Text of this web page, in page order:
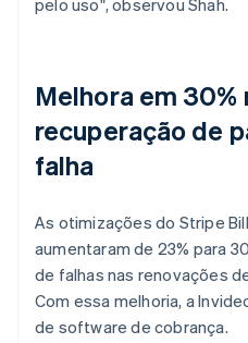
Melhora em 30%
recuperação de
falha
As otimizações do Stripe
aumentaram de 23% para
de falhas nas renovações
Com essa melhoria, a
de software de cobrança.